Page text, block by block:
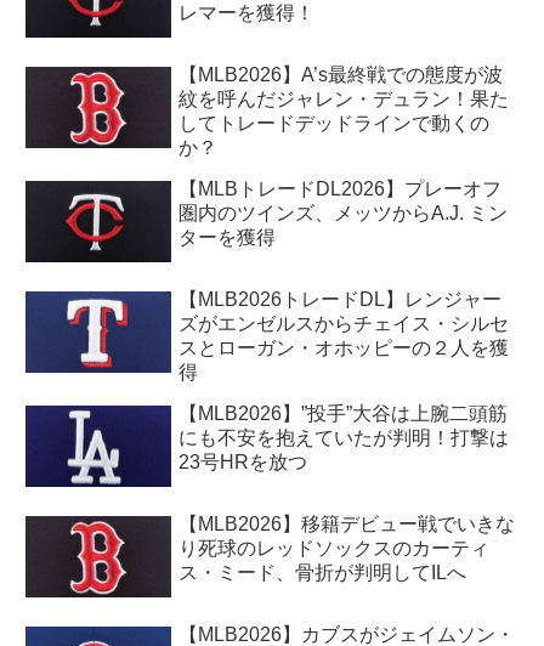
レマーを獲得！
【MLB2026】A’s最終戦での態度が波
紋を呼んだジャレン・デュラン！果た
してトレードデッドラインで動くの
か？
【MLBトレードDL2026】プレーオフ
圏内のツインズ、メッツからA.J. ミン
ターを獲得
【MLB2026トレードDL】レンジャー
ズがエンゼルスからチェイス・シルセ
スとローガン・オホッピーの２人を獲
得
【MLB2026】”投手”大谷は上腕二頭筋
にも不安を抱えていたが判明！打撃は
23号HRを放つ
【MLB2026】移籍デビュー戦でいきな
り死球のレッドソックスのカーティ
ス・ミード、骨折が判明してILへ
【MLB2026】カブスがジェイムソン・